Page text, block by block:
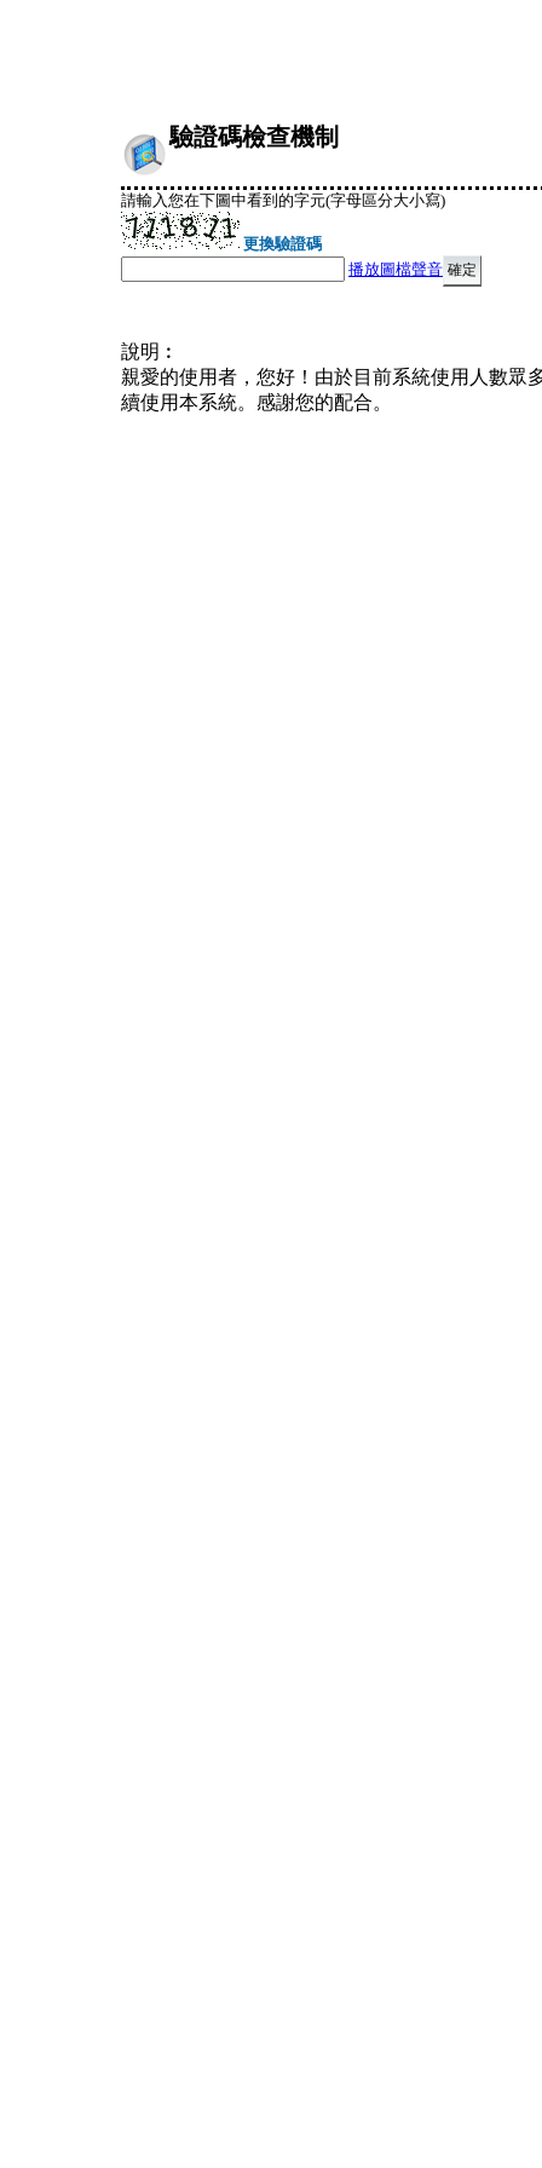
驗證碼檢查機制
請輸入您在下圖中看到的字元(字母區分大小寫)
更換驗證碼
播放圖檔聲音
說明︰
親愛的使用者，您好！由於目前系統使用人數眾
續使用本系統。感謝您的配合。